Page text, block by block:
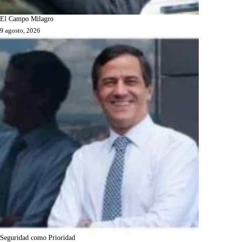
El Campo Milagro
9 agosto, 2026
Seguridad como Prioridad